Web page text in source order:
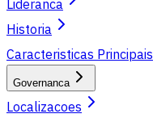
Lideranca
Historia
Caracteristicas Principais
Governanca
Localizacoes